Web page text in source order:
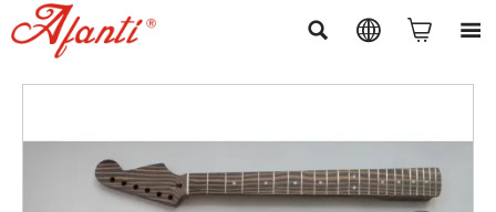
   